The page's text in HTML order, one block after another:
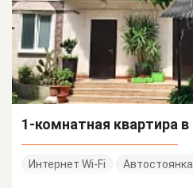
Интернет Wi-Fi Автостоянка